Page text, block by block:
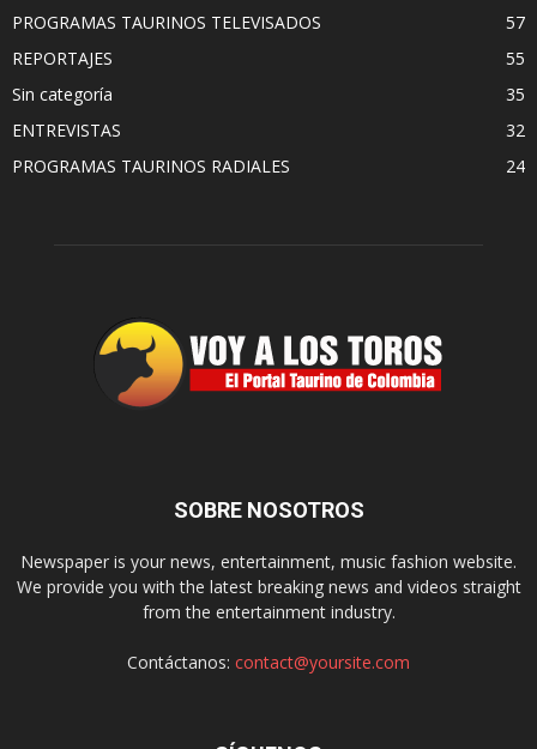
PROGRAMAS TAURINOS TELEVISADOS
57
REPORTAJES
55
Sin categoría
35
ENTREVISTAS
32
PROGRAMAS TAURINOS RADIALES
24
SOBRE NOSOTROS
Newspaper is your news, entertainment, music fashion website.
We provide you with the latest breaking news and videos straight
from the entertainment industry.
Contáctanos: contact@yoursite.com